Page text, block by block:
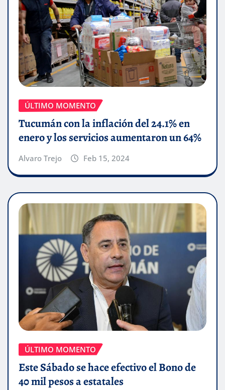
ÚLTIMO MOMENTO
Tucumán con la inflación del 24.1% en
enero y los servicios aumentaron un 64%
Alvaro Trejo Feb 15, 2024
ÚLTIMO MOMENTO
Este Sábado se hace efectivo el Bono de
40 mil pesos a estatales